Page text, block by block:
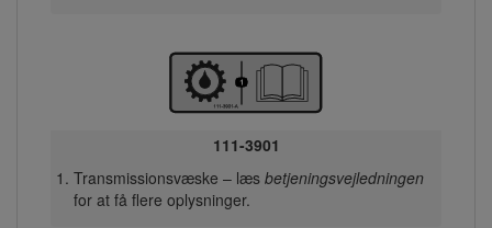
111-3901
Transmissionsvæske – læs betjeningsvejledningen
for at få flere oplysninger.